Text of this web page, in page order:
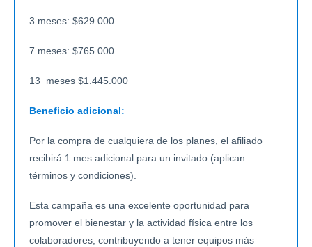
3 meses: $629.000
7 meses: $765.000
13 meses $1.445.000
Beneficio adicional:
Por la compra de cualquiera de los planes, el afiliado
recibirá 1 mes adicional para un invitado (aplican
términos y condiciones).
Esta campaña es una excelente oportunidad para
promover el bienestar y la actividad física entre los
colaboradores, contribuyendo a tener equipos más